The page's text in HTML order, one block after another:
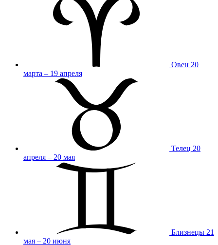
Овен 20
марта – 19 апреля
Телец 20
апреля – 20 мая
Близнецы 21
мая – 20 июня